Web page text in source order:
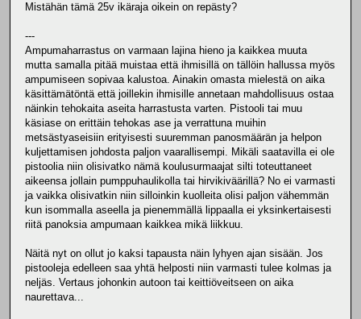
Mistähän tämä 25v ikäraja oikein on repästy?
---
Ampumaharrastus on varmaan lajina hieno ja kaikkea muuta
mutta samalla pitää muistaa että ihmisillä on tällöin hallussa myös
ampumiseen sopivaa kalustoa. Ainakin omasta mielestä on aika
käsittämätöntä että joillekin ihmisille annetaan mahdollisuus ostaa
näinkin tehokaita aseita harrastusta varten. Pistooli tai muu
käsiase on erittäin tehokas ase ja verrattuna muihin
metsästyaseisiin erityisesti suuremman panosmäärän ja helpon
kuljettamisen johdosta paljon vaarallisempi. Mikäli saatavilla ei ole
pistoolia niin olisivatko nämä koulusurmaajat silti toteuttaneet
aikeensa jollain pumppuhaulikolla tai hirvikiväärillä? No ei varmasti
ja vaikka olisivatkin niin silloinkin kuolleita olisi paljon vähemmän
kun isommalla aseella ja pienemmällä lippaalla ei yksinkertaisesti
riitä panoksia ampumaan kaikkea mikä liikkuu.
Näitä nyt on ollut jo kaksi tapausta näin lyhyen ajan sisään. Jos
pistooleja edelleen saa yhtä helposti niin varmasti tulee kolmas ja
neljäs. Vertaus johonkin autoon tai keittiöveitseen on aika
naurettava...